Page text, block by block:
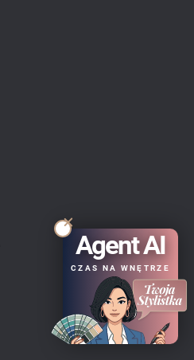
Agent AI
CZAS NA WNĘTRZE